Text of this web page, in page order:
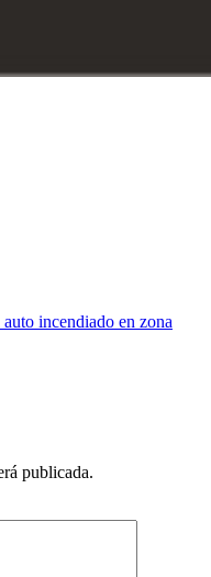
incendiado en zona
publicada.